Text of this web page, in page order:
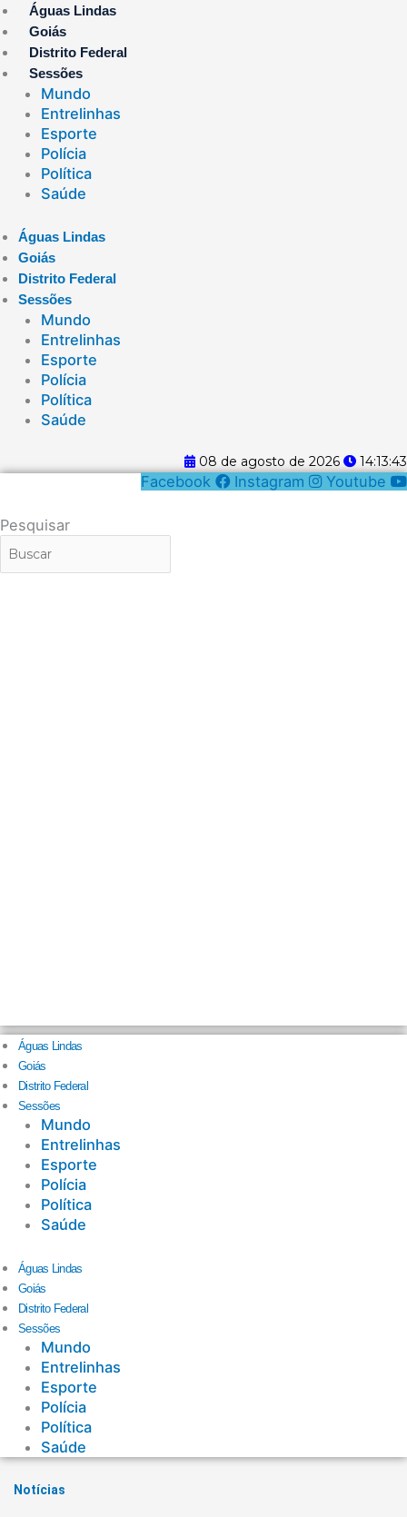
Ir
para
o
conteúdo
Águas Lindas
Goiás
Distrito Federal
Sessões
Mundo
Entrelinhas
Esporte
Polícia
Política
Saúde
Águas Lindas
Goiás
Distrito Federal
Sessões
Mundo
Entrelinhas
Esporte
Polícia
Política
Saúde
08 de agosto de 2026 14:13:43
Facebook Instagram Youtube
Pesquisar
Águas Lindas
Goiás
Distrito Federal
Sessões
Mundo
Entrelinhas
Esporte
Polícia
Política
Saúde
Águas Lindas
Goiás
Distrito Federal
Sessões
Mundo
Entrelinhas
Esporte
Polícia
Política
Saúde
Notícias